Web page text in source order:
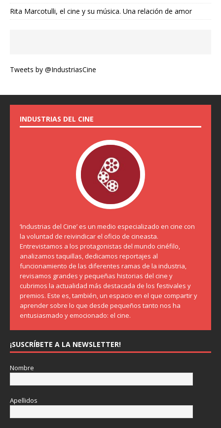
Rita Marcotulli, el cine y su música. Una relación de amor
Tweets by @IndustriasCine
INDUSTRIAS DEL CINE
‘Industrias del Cine’ es un medio especializado en cine con
la voluntad de reivindicar el oficio de cineasta.
Entrevistamos a los protagonistas del mundo cinéfilo,
analizamos taquillas, dedicamos reportajes al
funcionamiento de las diferentes ramas de la industria,
revisamos grandes y pequeñas historias del cine y
cubrimos la actualidad más destacada de los festivales y
premios. Este es, también, un espacio en el que compartir y
aprender sobre lo que desde pequeños tanto nos ha
entusiasmado y emocionado: el cine.
¡SUSCRÍBETE A LA NEWSLETTER!
Nombre
Apellidos